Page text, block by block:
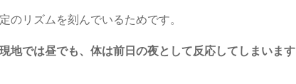
のリズムを刻んでいるためです。
地では昼でも、体は前日の夜として反応してしまいます